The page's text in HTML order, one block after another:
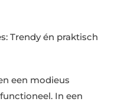
Trendy én praktisch
een modieus
In een